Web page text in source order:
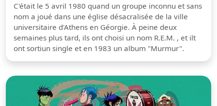
C'était le 5 avril 1980 quand un groupe inconnu et sans
nom a joué dans une église désacralisée de la ville
universitaire d'Athens en Géorgie. À peine deux
semaines plus tard, ils ont choisi un nom R.E.M. , et ilt
ont sortiun single et en 1983 un album "Murmur".